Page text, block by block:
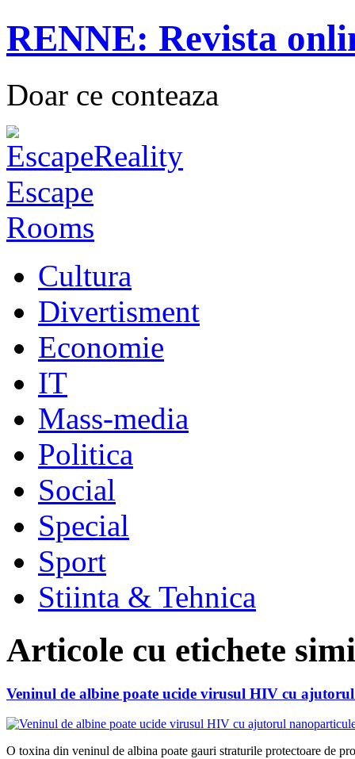
RENNE: Revista
Doar ce conteaza
Cultura
Divertisment
Economie
IT
Mass-media
Politica
Social
Special
Sport
Stiinta & Tehnica
Articole cu etichete
Veninul de albine poate ucide virusul HIV cu
O toxina din veninul de albina poate gauri straturile protectoare de